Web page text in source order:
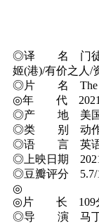
◎译 名 门徒/
姬(港)/有价之人/
◎片 名 The
◎年 代 2021
◎产 地 美
◎类 别 动作 /
◎语 言 英
◎上映日期
◎豆瓣评分 5.7/
◎
◎片 长 109
◎导 演 马丁·